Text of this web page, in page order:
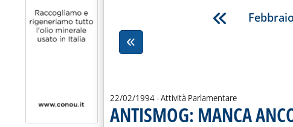
22/02/1994- Attività Parlamentare
ANTISMOG: MANCA